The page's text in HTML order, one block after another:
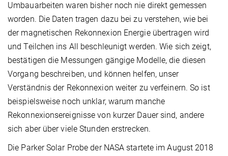
Umbauarbeiten waren bisher noch nie direkt gemessen
worden. Die Daten tragen dazu bei zu verstehen, wie bei
der magnetischen Rekonnexion Energie übertragen wird
und Teilchen ins All beschleunigt werden. Wie sich zeigt,
bestätigen die Messungen gängige Modelle, die diesen
Vorgang beschreiben, und können helfen, unser
Verständnis der Rekonnexion weiter zu verfeinern. So ist
beispielsweise noch unklar, warum manche
Rekonnexionsereignisse von kurzer Dauer sind, andere
sich aber über viele Stunden erstrecken.
Die Parker Solar Probe der NASA startete im August 2018